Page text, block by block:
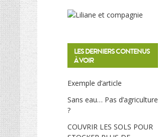
LES DERNIERS CONTENUS
À VOIR
Exemple d’article
Sans eau… Pas d’agriculture
?
COUVRIR LES SOLS POUR